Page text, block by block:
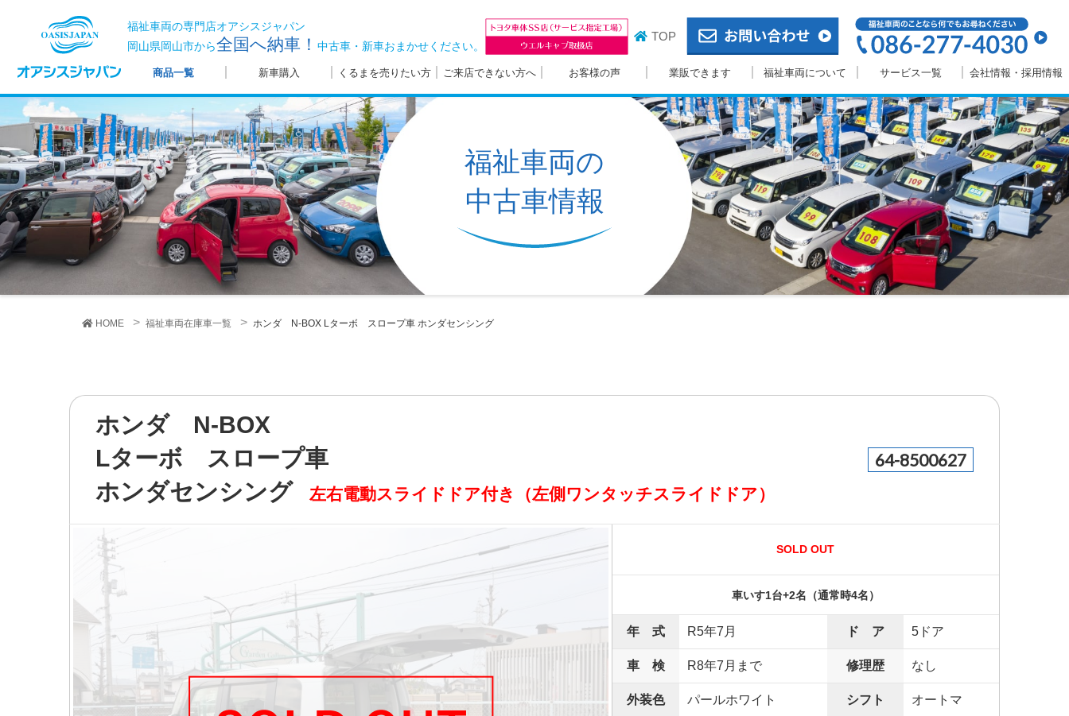
福祉車両の専門店オアシスジャパン
岡山県岡山市から全国へ納車！中古車・新車おまかせください。
TOP
商品一覧 新車購入 くるまを売りたい方 ご来店できない方へ お客様の声 業販できます 福祉車両について サービス一覧 会社情報・採用情報
福祉車両の
中古車情報
HOME 福祉車両在庫車一覧 ホンダ N-BOX Lターボ スロープ車 ホンダセンシング
ホンダ N-BOX
Lターボ スロープ車
ホンダセンシング
左右電動スライドドア付き（左側ワンタッチスライドドア）
64-8500627
SOLD OUT
車いす1台+2名（通常時4名）
年 式 R5年7月 ド ア 5ドア
車 検 R8年7月まで 修理歴 なし
外装色 パールホワイト シフト オートマ